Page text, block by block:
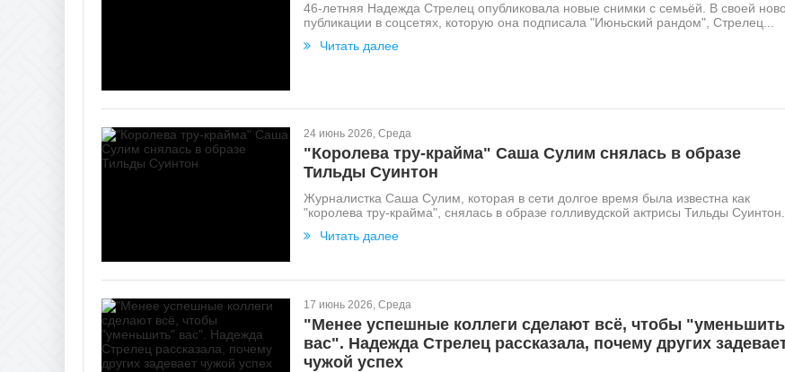
46-летняя Надежда Стрелец опубликовала новые снимки с семьёй. В своей
публикации в соцсетях, которую она подписала "Июньский рандом", Стрелец...
Читать далее
24 июнь 2026, Среда
"Королева тру-крайма" Саша Сулим снялась в образе
Тильды Суинтон
Журналистка Саша Сулим, которая в сети долгое время была известна как
"королева тру-крайма", снялась в образе голливудской актрисы Тильды Суинтон.
Читать далее
17 июнь 2026, Среда
"Менее успешные коллеги сделают всё, чтобы
вас". Надежда Стрелец рассказала, почему других
чужой успех